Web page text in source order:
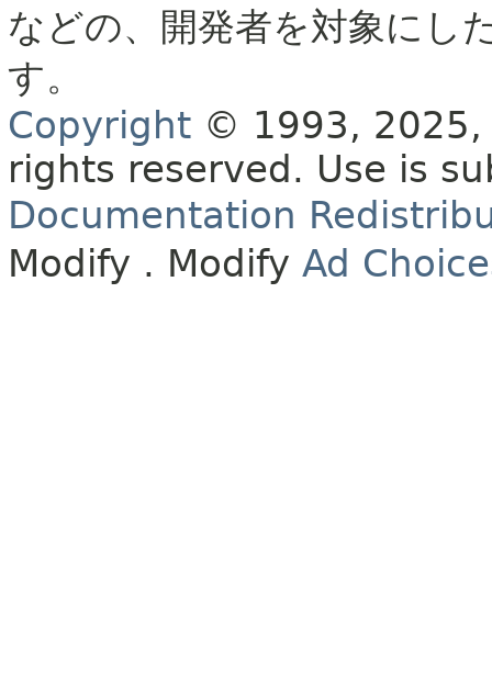
などの、開発者を対象にし
す。
Copyright © 1993,
rights reserved. Use is
Documentation
Modify . Modify Ad